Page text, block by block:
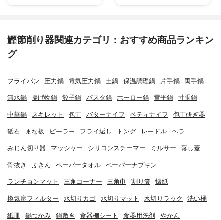
鰹節削り器関連カテゴリ：おすすめ商品ランキン
グ
フライパン 圧力鍋 電気圧力鍋 土鍋 保温調理鍋 片手鍋 両手鍋
無水鍋 揚げ物鍋 餃子鍋 パスタ鍋 ホーロー鍋 雪平鍋 寸胴鍋
中華鍋 スキレット 包丁 バターナイフ ペティナイフ 包丁研ぎ器
砥石 まな板 ピーラー フライ返し トング レードル ヘラ
みじん切り器 マッシャー シリコンスチーマー ミルサー 落し蓋
骨抜き ふきん ペーパータオル ペーパーナプキン
ランチョンマット 三角コーナー 三角巾 割り箸 懐紙
換気扇フィルター 水切りカゴ 水切りマット 水切りラック 洗い桶
紙皿 鍋つかみ 鍋敷き 食器棚シート 食器用洗剤 やかん